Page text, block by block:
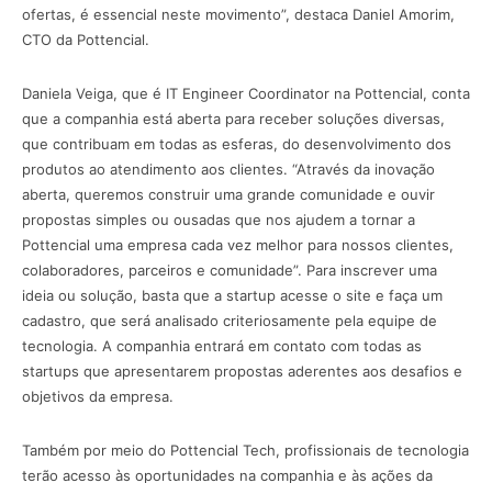
ofertas, é essencial neste movimento”, destaca Daniel Amorim,
CTO da Pottencial.
Daniela Veiga, que é IT Engineer Coordinator na Pottencial, conta
que a companhia está aberta para receber soluções diversas,
que contribuam em todas as esferas, do desenvolvimento dos
produtos ao atendimento aos clientes. “Através da inovação
aberta, queremos construir uma grande comunidade e ouvir
propostas simples ou ousadas que nos ajudem a tornar a
Pottencial uma empresa cada vez melhor para nossos clientes,
colaboradores, parceiros e comunidade”. Para inscrever uma
ideia ou solução, basta que a startup acesse o site e faça um
cadastro, que será analisado criteriosamente pela equipe de
tecnologia. A companhia entrará em contato com todas as
startups que apresentarem propostas aderentes aos desafios e
objetivos da empresa.
Também por meio do Pottencial Tech, profissionais de tecnologia
terão acesso às oportunidades na companhia e às ações da